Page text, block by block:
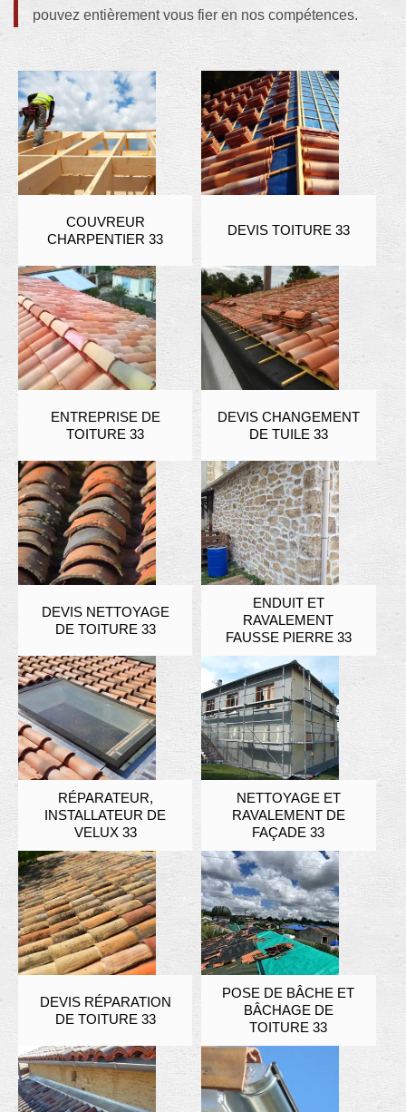
pouvez entièrement vous fier en nos compétences.
COUVREUR
CHARPENTIER 33
DEVIS TOITURE 33
ENTREPRISE DE
TOITURE 33
DEVIS CHANGEMENT
DE TUILE 33
DEVIS NETTOYAGE
DE TOITURE 33
ENDUIT ET
RAVALEMENT
FAUSSE PIERRE 33
RÉPARATEUR,
INSTALLATEUR DE
VELUX 33
NETTOYAGE ET
RAVALEMENT DE
FAÇADE 33
DEVIS RÉPARATION
DE TOITURE 33
POSE DE BÂCHE ET
BÂCHAGE DE
TOITURE 33